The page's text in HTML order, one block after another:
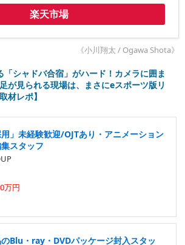
楽天市場
《小川翔太 / Ogawa Shota》
「シャドバ合宿」がハード！カメラに囲ま
が見られる現場は、まさにeスポーツ版リ
材レポ】
用」未経験歓迎/OJTあり・アニメーション
スタッフ
万円
Blu・ray・DVDパッケージ封入スタッ